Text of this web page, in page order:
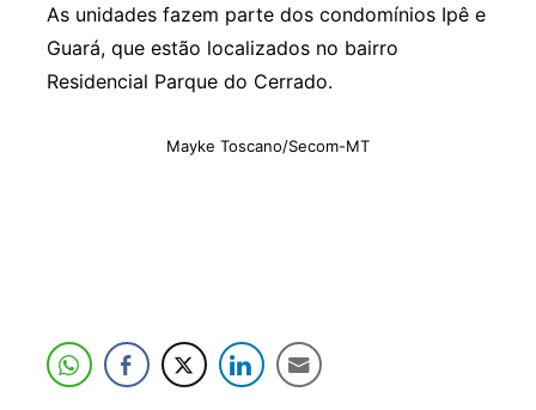
As unidades fazem parte dos condomínios Ipê e
Guará, que estão localizados no bairro
Residencial Parque do Cerrado.
Mayke Toscano/Secom-MT